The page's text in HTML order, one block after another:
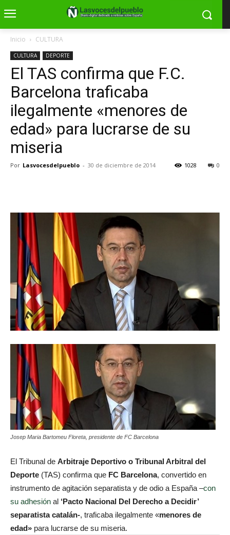
Inicio CULTURA
CULTURA DEPORTE
El TAS confirma que F.C.
Barcelona traficaba
ilegalmente «menores de
edad» para lucrarse de su
miseria
Por Lasvocesdelpueblo - 30 de diciembre de 2014 0
1028
Josep Maria Bartomeu Floreta, presidente de FC Barcelona
El Tribunal de Arbitraje Deportivo o Tribunal Arbitral del
Deporte (TAS) confirma que FC Barcelona, convertido en
instrumento de agitación separatista y de odio a España –con
su adhesión al ‘Pacto Nacional Del Derecho a Decidir’
separatista catalán-, traficaba ilegalmente «menores de
edad» para lucrarse de su miseria.